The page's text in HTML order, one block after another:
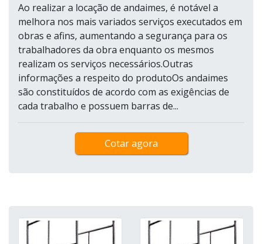
Ao realizar a locação de andaimes, é notável a
melhora nos mais variados serviços executados em
obras e afins, aumentando a segurança para os
trabalhadores da obra enquanto os mesmos
realizam os serviços necessários.Outras
informações a respeito do produtoOs andaimes
são constituídos de acordo com as exigências de
cada trabalho e possuem barras de...
Cotar agora